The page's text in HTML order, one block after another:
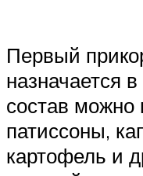
Первый
назначается
состав можно
патиссоны,
картофель и